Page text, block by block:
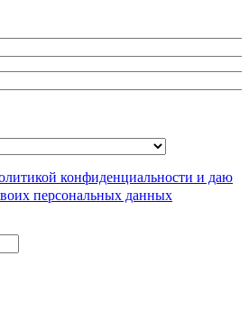
данных*
конфиденциальности и даю
персональных данных